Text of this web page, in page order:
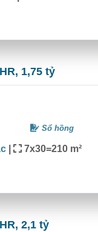
1,75 tỷ
Sổ hồng
| 7x30=210 m²
2,1 tỷ